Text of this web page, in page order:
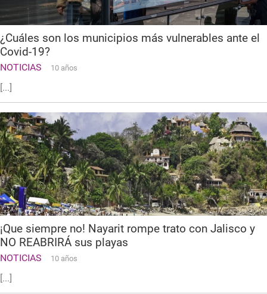
¿Cuáles son los municipios más vulnerables ante el
Covid-19?
NOTICIAS 10 años
[...]
¡Que siempre no! Nayarit rompe trato con Jalisco y
NO REABRIRÁ sus playas
NOTICIAS 10 años
[...]